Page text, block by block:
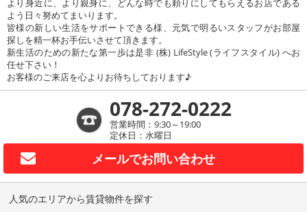
より身近に、より親身に、どんな時でも頼りにしてもらえるお店である
よう日々努めてまいります。
皆様の新しい生活をサポートできる様、元気で明るいスタッフがお部屋
探しを精一杯お手伝いさせて頂きます。
新生活のための新たな第一歩は是非 (株) LifeStyle (ライフスタイル) へお
任せ下さい！
お客様のご来店を心よりお待ちしております♪
078-272-0222
営業時間：9:30～19:00
定休日：水曜日
メールでお問い合わせ
人気のエリアから賃貸物件を探す